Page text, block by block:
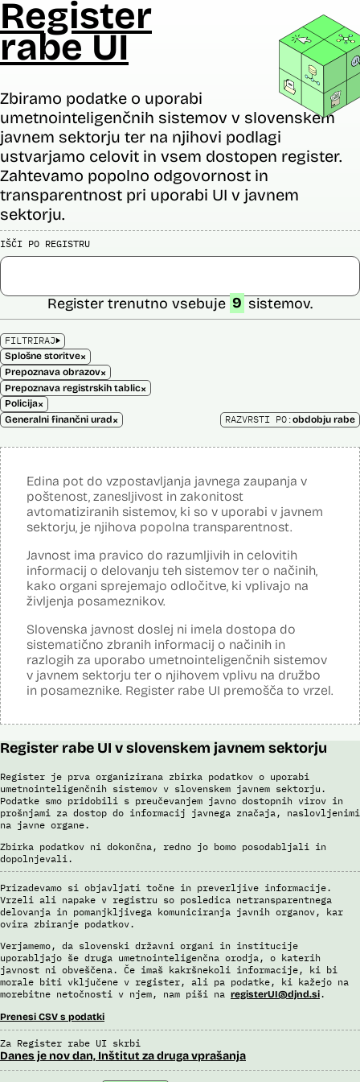
Register
rabe UI
Zbiramo podatke o uporabi
umetnointeligenčnih sistemov v slovenskem
javnem sektorju ter na njihovi podlagi
ustvarjamo celovit in vsem dostopen register.
Zahtevamo popolno odgovornost in
transparentnost pri uporabi UI v javnem
sektorju.
IŠČI PO REGISTRU
FILTRIRAJ
Splošne storitve×
Prepoznava obrazov×
Prepoznava registrskih tablic×
Policija×
Generalni finančni urad×
Register trenutno vsebuje 9 sistemov.
RAZVRSTI PO:obdobju rabe
Edina pot do vzpostavljanja javnega zaupanja v
poštenost, zanesljivost in zakonitost
avtomatiziranih sistemov, ki so v uporabi v javnem
sektorju, je njihova popolna transparentnost.
Javnost ima pravico do razumljivih in celovitih
informacij o delovanju teh sistemov ter o načinih,
kako organi sprejemajo odločitve, ki vplivajo na
življenja posameznikov.
Slovenska javnost doslej ni imela dostopa do
sistematično zbranih informacij o načinih in
razlogih za uporabo umetnointeligenčnih sistemov
v javnem sektorju ter o njihovem vplivu na družbo
in posameznike. Register rabe UI premošča to vrzel.
Register rabe UI v slovenskem javnem sektorju
Register je prva organizirana zbirka podatkov o uporabi
umetnointeligenčnih sistemov v slovenskem javnem sektorju.
Podatke smo pridobili s preučevanjem javno dostopnih virov in
prošnjami za dostop do informacij javnega značaja, naslovljenimi
na javne organe.
Zbirka podatkov ni dokončna, redno jo bomo posodabljali in
dopolnjevali.
Prizadevamo si objavljati točne in preverljive informacije.
Vrzeli ali napake v registru so posledica netransparentnega
delovanja in pomanjkljivega komuniciranja javnih organov, kar
ovira zbiranje podatkov.
Verjamemo, da slovenski državni organi in institucije
uporabljajo še druga umetnointeligenčna orodja, o katerih
javnost ni obveščena. Če imaš kakršnekoli informacije, ki bi
morale biti vključene v register, ali pa podatke, ki kažejo na
morebitne netočnosti v njem, nam piši na registerUI@djnd.si.
Prenesi CSV s podatki
Za Register rabe UI skrbi
Danes je nov dan, Inštitut za druga vprašanja